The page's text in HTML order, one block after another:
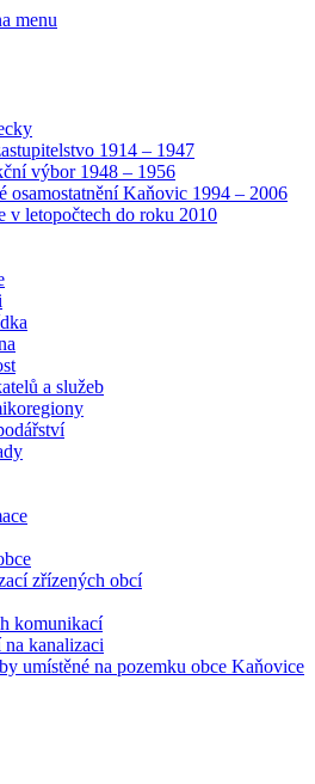
menu
1914 – 1947
výbor 1948 – 1956
osamostatnění Kaňovic 1994 – 2006
v letopočtech do roku 2010
a služeb
zřízených obcí
komunikací
kanalizaci
umístěné na pozemku obce Kaňovice